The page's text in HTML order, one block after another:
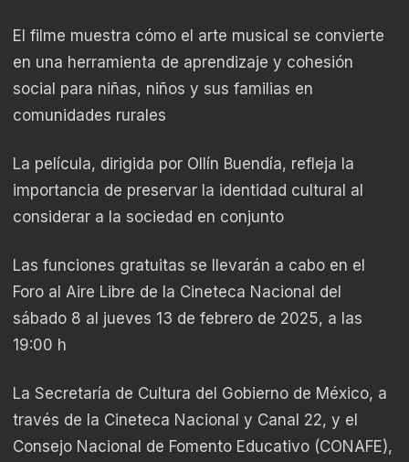
El filme muestra cómo el arte musical se convierte
en una herramienta de aprendizaje y cohesión
social para niñas, niños y sus familias en
comunidades rurales
La película, dirigida por Ollín Buendía, refleja la
importancia de preservar la identidad cultural al
considerar a la sociedad en conjunto
Las funciones gratuitas se llevarán a cabo en el
Foro al Aire Libre de la Cineteca Nacional del
sábado 8 al jueves 13 de febrero de 2025, a las
19:00 h
La Secretaría de Cultura del Gobierno de México, a
través de la Cineteca Nacional y Canal 22, y el
Consejo Nacional de Fomento Educativo (CONAFE),